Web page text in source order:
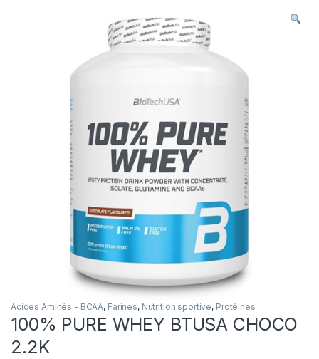
Acides Aminés - BCAA, Farines, Nutrition sportive, Protéines
100% PURE WHEY BTUSA CHOCO
2.2K